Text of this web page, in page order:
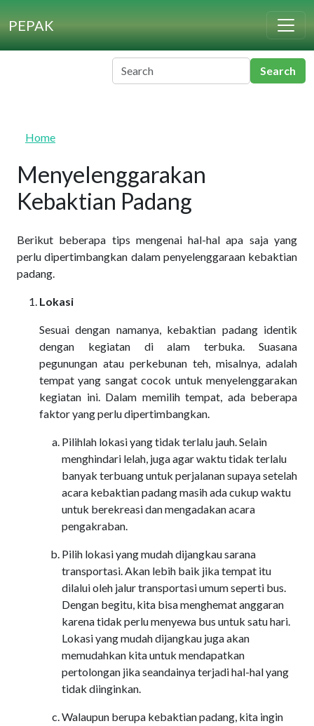
PEPAK
Home
Menyelenggarakan
Kebaktian Padang
Berikut beberapa tips mengenai hal-hal apa saja yang
perlu dipertimbangkan dalam penyelenggaraan kebaktian
padang.
Lokasi
Sesuai dengan namanya, kebaktian padang identik
dengan kegiatan di alam terbuka. Suasana
pegunungan atau perkebunan teh, misalnya, adalah
tempat yang sangat cocok untuk menyelenggarakan
kegiatan ini. Dalam memilih tempat, ada beberapa
faktor yang perlu dipertimbangkan.
Pilihlah lokasi yang tidak terlalu jauh. Selain
menghindari lelah, juga agar waktu tidak terlalu
banyak terbuang untuk perjalanan supaya setelah
acara kebaktian padang masih ada cukup waktu
untuk berekreasi dan mengadakan acara
pengakraban.
Pilih lokasi yang mudah dijangkau sarana
transportasi. Akan lebih baik jika tempat itu
dilalui oleh jalur transportasi umum seperti bus.
Dengan begitu, kita bisa menghemat anggaran
karena tidak perlu menyewa bus untuk satu hari.
Lokasi yang mudah dijangkau juga akan
memudahkan kita untuk mendapatkan
pertolongan jika seandainya terjadi hal-hal yang
tidak diinginkan.
Walaupun berupa kebaktian padang, kita ingin